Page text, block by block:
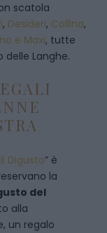
scatola
, Desideri, Collina,
e Maxi, tutte
Langhe.
Digusto” è
la
del
alla
un regalo